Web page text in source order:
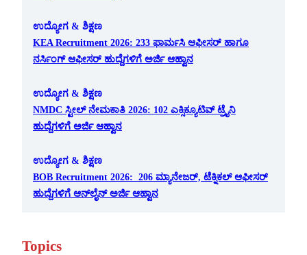
ಉದ್ಯೋಗ & ಶಿಕ್ಷಣ
KEA Recruitment 2026: 233 ಫಾರ್ಮಸಿ ಆಫೀಸರ್ ಹಾಗೂ
ನರ್ಸಿಂಗ್ ಆಫೀಸರ್ ಹುದ್ದೆಗಳಿಗೆ ಅರ್ಜಿ ಆಹ್ವಾನ
ಉದ್ಯೋಗ & ಶಿಕ್ಷಣ
NMDC ಸ್ಟೀಲ್ ನೇಮಕಾತಿ 2026: 102 ಎಕ್ಸಿಕ್ಯೂಟಿವ್ ಟ್ರೈನಿ
ಹುದ್ದೆಗಳಿಗೆ ಅರ್ಜಿ ಆಹ್ವಾನ
ಉದ್ಯೋಗ & ಶಿಕ್ಷಣ
BOB Recruitment 2026: 206 ಮ್ಯಾನೇಜರ್, ಟೆಕ್ನಿಕಲ್ ಆಫೀಸರ್
ಹುದ್ದೆಗಳಿಗೆ ಆನ್‌ಲೈನ್ ಅರ್ಜಿ ಆಹ್ವಾನ
Topics